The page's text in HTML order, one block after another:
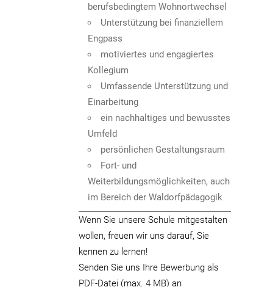
berufsbedingtem Wohnortwechsel
Unterstützung bei finanziellem
Engpass
motiviertes und engagiertes
Kollegium
Umfassende Unterstützung und
Einarbeitung
ein nachhaltiges und bewusstes
Umfeld
persönlichen Gestaltungsraum
Fort- und
Weiterbildungsmöglichkeiten, auch
im Bereich der Waldorfpädagogik
Wenn Sie unsere Schule mitgestalten
wollen, freuen wir uns darauf, Sie
kennen zu lernen!
Senden Sie uns Ihre Bewerbung als
PDF-Datei (max. 4 MB) an